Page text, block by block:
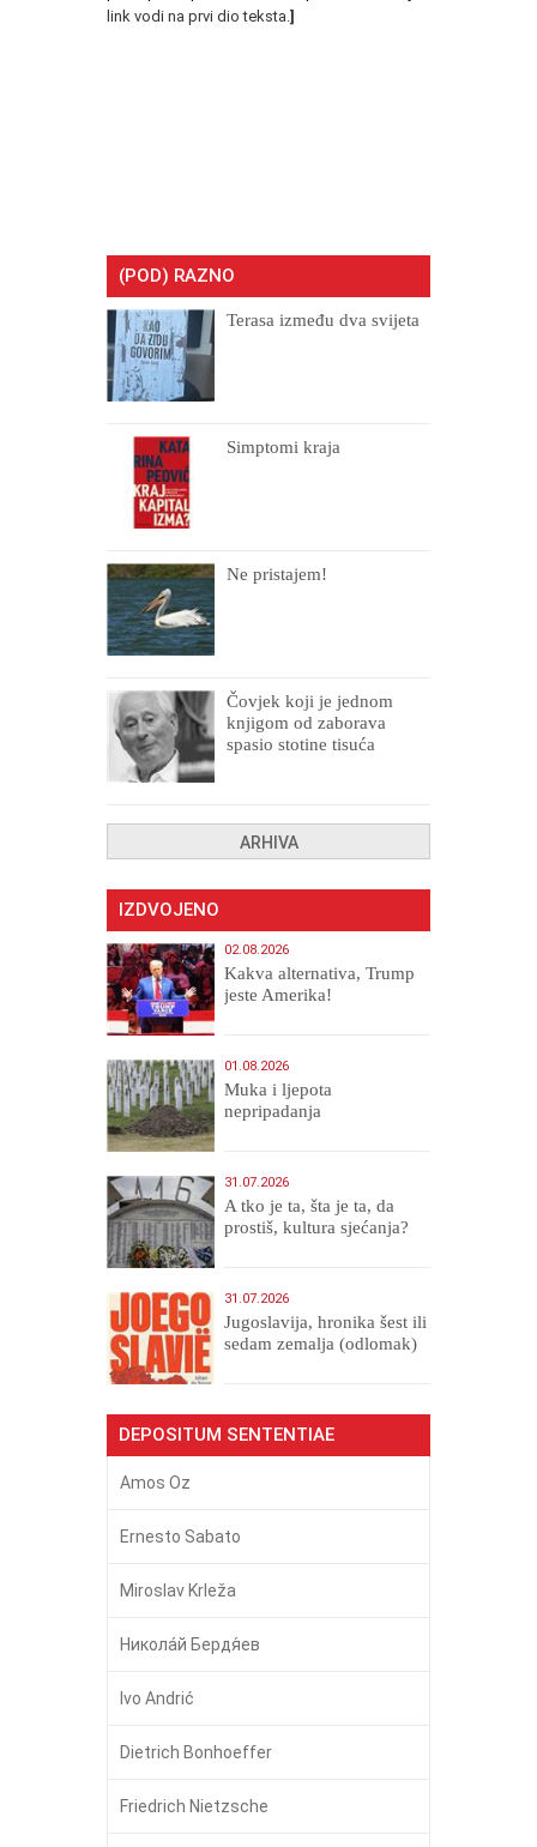
link vodi na prvi dio teksta.]
(POD) RAZNO
Terasa između dva svijeta
Simptomi kraja
Ne pristajem!
Čovjek koji je jednom
knjigom od zaborava
spasio stotine tisuća
ARHIVA
IZDVOJENO
02.08.2026
Kakva alternativa, Trump
jeste Amerika!
01.08.2026
Muka i ljepota
nepripadanja
31.07.2026
A tko je ta, šta je ta, da
prostiš, kultura sjećanja?
31.07.2026
Jugoslavija, hronika šest ili
sedam zemalja (odlomak)
DEPOSITUM SENTENTIAE
Amos Oz
Ernesto Sabato
Miroslav Krleža
Никола́й Бердя́ев
Ivo Andrić
Dietrich Bonhoeffer
Friedrich Nietzsche